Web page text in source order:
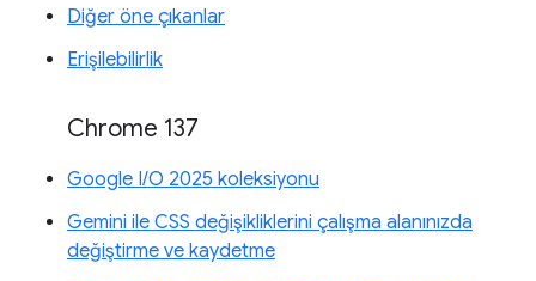
Diğer öne çıkanlar
Erişilebilirlik
Chrome 137
Google I/O 2025 koleksiyonu
Gemini ile CSS değişikliklerini çalışma alanınızda
değiştirme ve kaydetme